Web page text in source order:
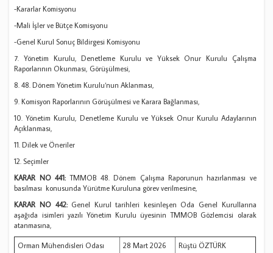
-Kararlar Komisyonu
-Mali İşler ve Bütçe Komisyonu
-Genel Kurul Sonuç Bildirgesi Komisyonu
7. Yönetim Kurulu, Denetleme Kurulu ve Yüksek Onur Kurulu Çalışma
Raporlarının Okunması, Görüşülmesi,
8. 48. Dönem Yönetim Kurulu‘nun Aklanması,
9. Komisyon Raporlarının Görüşülmesi ve Karara Bağlanması,
10. Yönetim Kurulu, Denetleme Kurulu ve Yüksek Onur Kurulu Adaylarının
Açıklanması,
11. Dilek ve Öneriler
12. Seçimler
KARAR NO 441: TMMOB 48. Dönem Çalışma Raporunun hazırlanması ve
basılması konusunda Yürütme Kuruluna görev verilmesine,
KARAR NO 442:Genel Kurul tarihleri kesinleşen Oda Genel Kurullarına
aşağıda isimleri yazılı Yönetim Kurulu üyesinin TMMOB Gözlemcisi olarak
atanmasına,
Orman Mühendisleri Odası 28 Mart 2026
Rüştü ÖZTÜRK